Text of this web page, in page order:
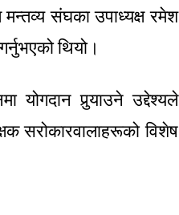
संघका उपाध्यक्ष रमेश
थियो।
पुर्‍याउने उद्देश्यले
सरोकारवालाहरूको विशेष